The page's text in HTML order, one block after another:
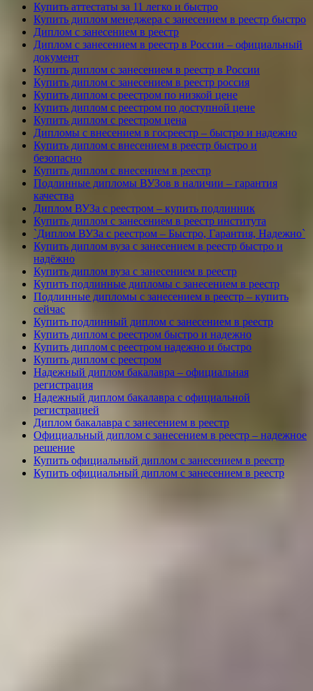
Купить аттестаты за 11 легко и быстро
Купить диплом менеджера с занесением в реестр быстро
Диплом с занесением в реестр
Диплом с занесением в реестр в России – официальный
документ
Купить диплом с занесением в реестр в России
Купить диплом с занесением в реестр россия
Купить диплом с реестром по низкой цене
Купить диплом с реестром по доступной цене
Купить диплом с реестром цена
Дипломы с внесением в госреестр – быстро и надежно
Купить диплом с внесением в реестр быстро и
безопасно
Купить диплом с внесением в реестр
Подлинные дипломы ВУЗов в наличии – гарантия
качества
Диплом ВУЗа с реестром – купить подлинник
Купить диплом с занесением в реестр института
`Диплом ВУЗа с реестром – Быстро, Гарантия, Надежно`
Купить диплом вуза с занесением в реестр быстро и
надёжно
Купить диплом вуза с занесением в реестр
Купить подлинные дипломы с занесением в реестр
Подлинные дипломы с занесением в реестр – купить
сейчас
Купить подлинный диплом с занесением в реестр
Купить диплом с реестром быстро и надежно
Купить диплом с реестром надежно и быстро
Купить диплом с реестром
Надежный диплом бакалавра – официальная
регистрация
Надежный диплом бакалавра с официальной
регистрацией
Диплом бакалавра с занесением в реестр
Официальный диплом с занесением в реестр – надежное
решение
Купить официальный диплом с занесением в реестр
Купить официальный диплом с занесением в реестр